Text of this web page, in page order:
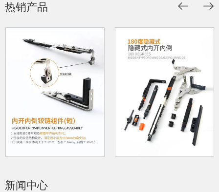
热销产品
新闻中心